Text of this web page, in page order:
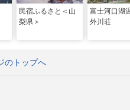
民宿ふるさと＜山
梨県＞
富士河口
外川荘
のトップへ